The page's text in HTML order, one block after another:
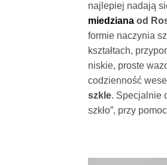
najlepiej nadają
miedziana od
formie naczynia
kształtach,
niskie, proste
codzienność
szkle. Specjalnie
szkło”, przy